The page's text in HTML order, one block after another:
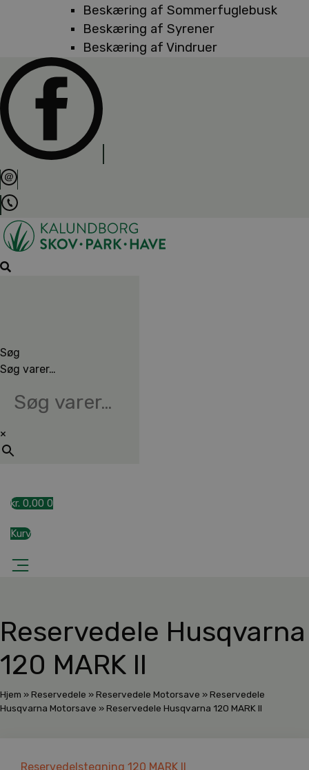
Beskæring af Sommerfuglebusk
Beskæring af Syrener
Beskæring af Vindruer
Søg
Søg varer…
×
kr. 0,00 0
Kurv
Reservedele Husqvarna
120 MARK II
Hjem »Reservedele »Reservedele Motorsave »Reservedele
Husqvarna Motorsave »Reservedele Husqvarna 120 MARK II
Reservedelstegning 120 MARK II